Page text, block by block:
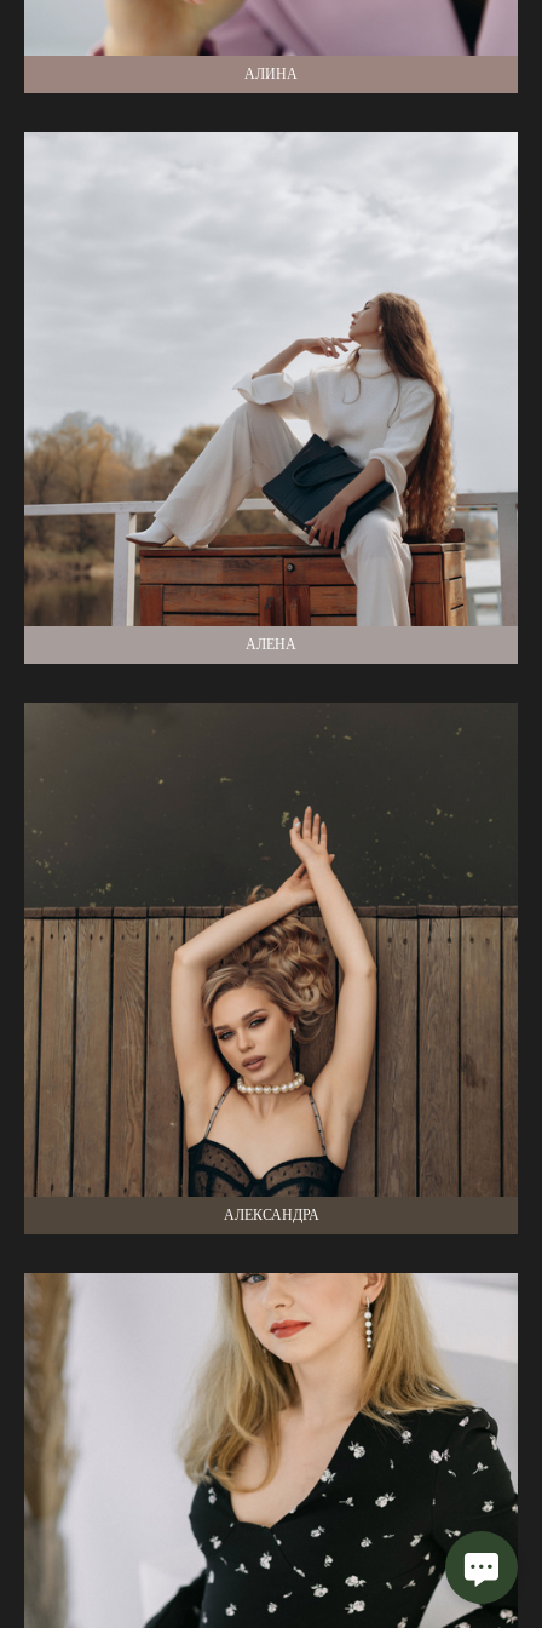
АЛИНА
АЛЕНА
АЛЕКСАНДРА